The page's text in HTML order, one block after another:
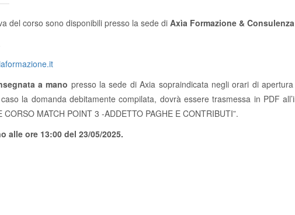
del corso sono disponibili presso la sede di Axìa Formazione &
a mano presso la sede di Axia sopraindicata negli orari di
la domanda debitamente compilata, dovrà essere trasmessa in PDF
MATCH POINT 3 -ADDETTO PAGHE E CONTRIBUTI”.
alle ore 13:00 del 23/05/2025.